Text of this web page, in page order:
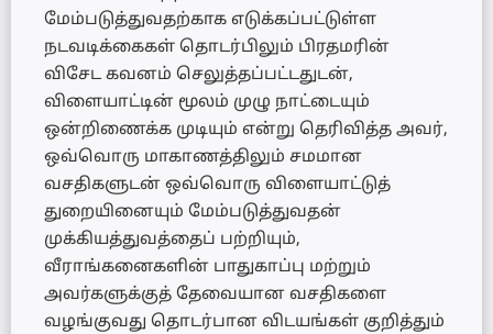
மேம்படுத்துவதற்காக எடுக்கப்பட்டுள்ள
நடவடிக்கைகள் தொடர்பிலும் பிரதமரின்
விசேட கவனம் செலுத்தப்பட்டதுடன்,
விளையாட்டின் மூலம் முழு நாட்டையும்
ஒன்றிணைக்க முடியும் என்று தெரிவித்த அவர்,
ஒவ்வொரு மாகாணத்திலும் சமமான
வசதிகளுடன் ஒவ்வொரு விளையாட்டுத்
துறையினையும் மேம்படுத்துவதன்
முக்கியத்துவத்தைப் பற்றியும்,
வீராங்கனைகளின் பாதுகாப்பு மற்றும்
அவர்களுக்குத் தேவையான வசதிகளை
வழங்குவது தொடர்பான விடயங்கள் குறித்தும்